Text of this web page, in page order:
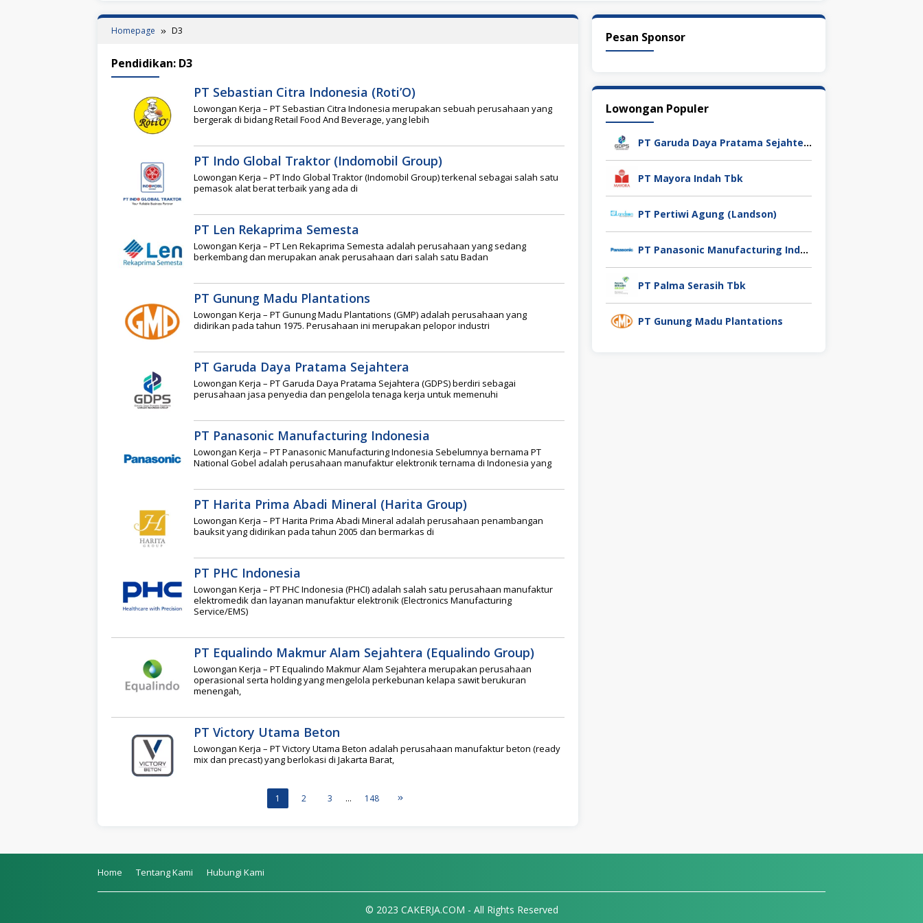
Homepage D3
Pendidikan: D3
PT Sebastian Citra Indonesia (Roti’O)
Lowongan Kerja – PT Sebastian Citra Indonesia merupakan sebuah perusahaan yang
bergerak di bidang Retail Food And Beverage, yang lebih
PT Indo Global Traktor (Indomobil Group)
Lowongan Kerja – PT Indo Global Traktor (Indomobil Group) terkenal sebagai salah satu
pemasok alat berat terbaik yang ada di
PT Len Rekaprima Semesta
Lowongan Kerja – PT Len Rekaprima Semesta adalah perusahaan yang sedang
berkembang dan merupakan anak perusahaan dari salah satu Badan
PT Gunung Madu Plantations
Lowongan Kerja – PT Gunung Madu Plantations (GMP) adalah perusahaan yang
didirikan pada tahun 1975. Perusahaan ini merupakan pelopor industri
PT Garuda Daya Pratama Sejahtera
Lowongan Kerja – PT Garuda Daya Pratama Sejahtera (GDPS) berdiri sebagai
perusahaan jasa penyedia dan pengelola tenaga kerja untuk memenuhi
PT Panasonic Manufacturing Indonesia
Lowongan Kerja – PT Panasonic Manufacturing Indonesia Sebelumnya bernama PT
National Gobel adalah perusahaan manufaktur elektronik ternama di Indonesia yang
PT Harita Prima Abadi Mineral (Harita Group)
Lowongan Kerja – PT Harita Prima Abadi Mineral adalah perusahaan penambangan
bauksit yang didirikan pada tahun 2005 dan bermarkas di
PT PHC Indonesia
Lowongan Kerja – PT PHC Indonesia (PHCI) adalah salah satu perusahaan manufaktur
elektromedik dan layanan manufaktur elektronik (Electronics Manufacturing
Service/EMS)
PT Equalindo Makmur Alam Sejahtera (Equalindo Group)
Lowongan Kerja – PT Equalindo Makmur Alam Sejahtera merupakan perusahaan
operasional serta holding yang mengelola perkebunan kelapa sawit berukuran
menengah,
PT Victory Utama Beton
Lowongan Kerja – PT Victory Utama Beton adalah perusahaan manufaktur beton (ready
mix dan precast) yang berlokasi di Jakarta Barat,
1 2 3 … 148
Pesan Sponsor
Lowongan Populer
PT Garuda Daya Pratama Sejahtera
PT Mayora Indah Tbk
PT Pertiwi Agung (Landson)
PT Panasonic Manufacturing Indonesia
PT Palma Serasih Tbk
PT Gunung Madu Plantations
Home Tentang Kami Hubungi Kami
© 2023 CAKERJA.COM - All Rights Reserved